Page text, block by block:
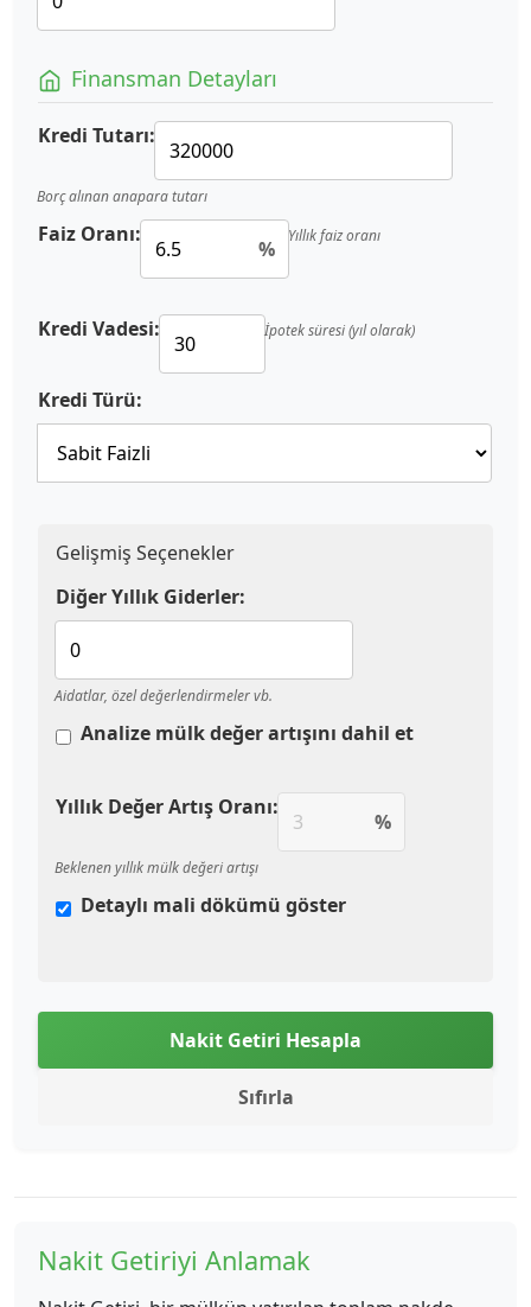
Finansman Detayları
Kredi Tutarı:
Borç alınan anapara tutarı
Faiz Oranı:
%
Yıllık faiz oranı
Kredi Vadesi: İpotek süresi (yıl olarak)
Kredi Türü:
Gelişmiş Seçenekler
Diğer Yıllık Giderler:
Aidatlar, özel değerlendirmeler vb.
Analize mülk değer artışını dahil et
Yıllık Değer Artış Oranı:
%
Beklenen yıllık mülk değeri artışı
Detaylı mali dökümü göster
Nakit Getiri Hesapla
Sıfırla
Nakit Getiriyi Anlamak